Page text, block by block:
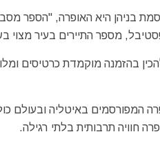
כשהבולטת והמפורסמת בניהן היא
מספר התיירים בעיר מצוי
בהזמנה מוקמדת כרטיסים
המפורסמים באיטליה ובעולם
חוויה תרבותית בלתי רגילה.